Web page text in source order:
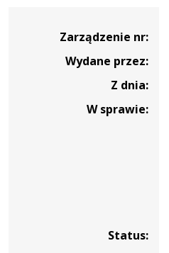
Zarządzenie nr:
Wydane przez:
Z dnia:
W sprawie:
Status: